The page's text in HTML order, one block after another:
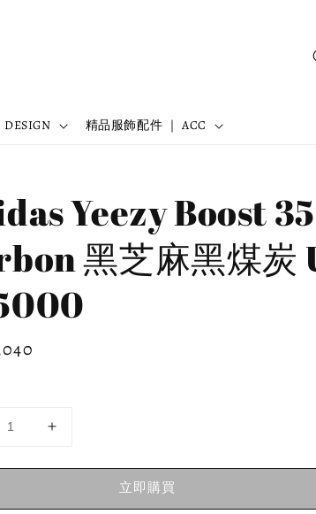
精品服飾配件 ｜ ACC
Yeezy Boost
黑芝麻黑煤炭
立即購買